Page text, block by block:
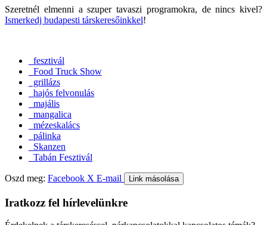
Szeretnél elmenni a szuper tavaszi programokra, de nincs kivel?
Ismerkedj budapesti társkeresőinkkel!
fesztivál
Food Truck Show
grillázs
hajós felvonulás
majális
mangalica
mézeskalács
pálinka
Skanzen
Tabán Fesztivál
Oszd meg: Facebook X E-mail Link másolása
Iratkozz fel hírlevelünkre